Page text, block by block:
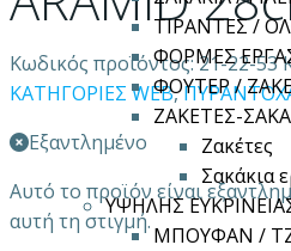
ΤΙΡΑΝΤΕΣ /
ΦΟΡΜΕΣ
ΦΟΥΤΕΡ /
ΖΑΚΕΤΕΣ-
Ζακέτες
Σακάκια
ΥΨΗΛΗΣ
ΜΠΟΥΦΑΝ /
Κωδικός προϊόντος:21-22-53
ΚΑΤΗΓΟΡΙΕΣ WEB,
Εξαντλημένο
Αυτό το προϊόν είναι
αυτή τη στιγμή.